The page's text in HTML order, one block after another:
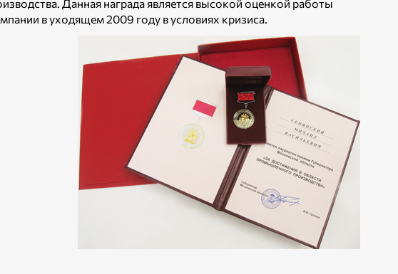
Данная награда является высокой оценкой работы
в уходящем 2009 году в условиях кризиса.